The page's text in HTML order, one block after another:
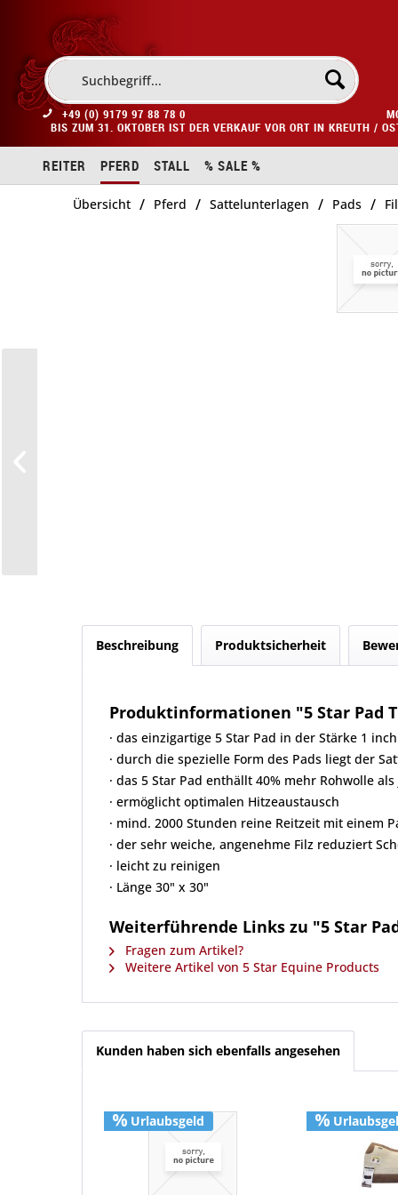
+49 (0) 9179 97 88 78 0
BIS ZUM 31. OKTOBER IST DER VERKAUF VOR ORT IN KREUTH /
REITER PFERD STALL % SALE %
Übersicht / Pferd / Sattelunterlagen / Pads /
Beschreibung Produktsicherheit
Produktinformationen "5 Star Pad
· das einzigartige 5 Star Pad in der Stärke 1
· durch die spezielle Form des Pads liegt der
· das 5 Star Pad enthällt 40% mehr Rohwolle
· ermöglicht optimalen Hitzeaustausch
· mind. 2000 Stunden reine Reitzeit mit einem
· der sehr weiche, angenehme Filz reduziert
· leicht zu reinigen
· Länge 30" x 30"
Weiterführende Links zu "5 Star
Fragen zum Artikel?
Weitere Artikel von 5 Star Equine Products
Kunden haben sich ebenfalls angesehen
Urlaubsgeld